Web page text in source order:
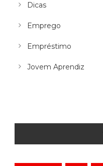
Dicas
Emprego
Empréstimo
Jovem Aprendiz